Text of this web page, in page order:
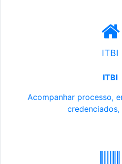
ITBI
ITBI
Acompanhar processo,
credenciados,